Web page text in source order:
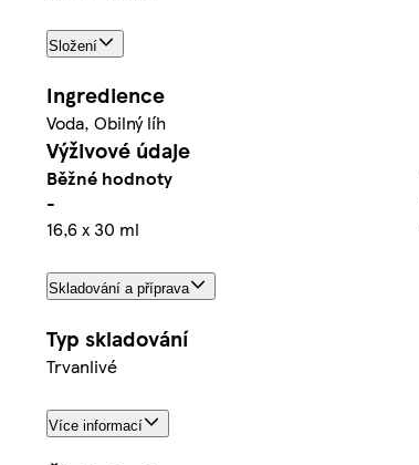
Složení
Ingredience
Voda, Obilný líh
Výživové údaje
Běžné hodnoty
-
16,6 x 30 ml
Skladování a příprava
Typ skladování
Trvanlivé
Více informací